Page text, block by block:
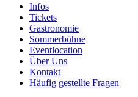
Infos
Tickets
Gastronomie
Sommerbühne
Eventlocation
Über Uns
Kontakt
Häufig gestellte Fragen